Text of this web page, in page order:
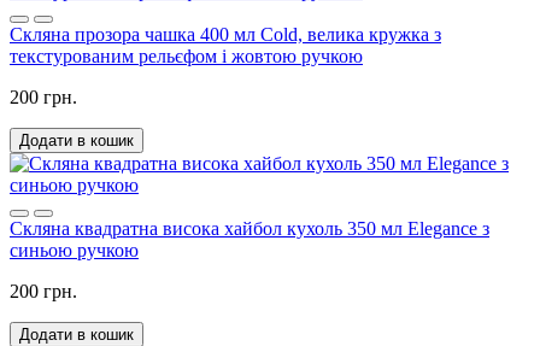
Скляна прозора чашка 400 мл Cold, велика кружка з
текстурованим рельєфом і жовтою ручкою
200 грн.
Додати в кошик
Скляна квадратна висока хайбол кухоль 350 мл Elegance з
синьою ручкою
200 грн.
Додати в кошик